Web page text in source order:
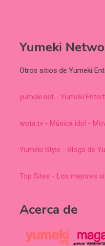
Yumeki
Otros sitios de Yumeki
yumeki.net - Yumeki
wota.tv - Música idol -
Yumeki Style - Blogs de
Top Sites - Los mejores
Acerca de